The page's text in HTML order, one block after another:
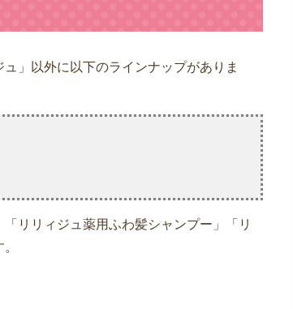
」以外に以下のラインナップがありま
リリィジュ薬用ふわ髪シャンプー」「リ